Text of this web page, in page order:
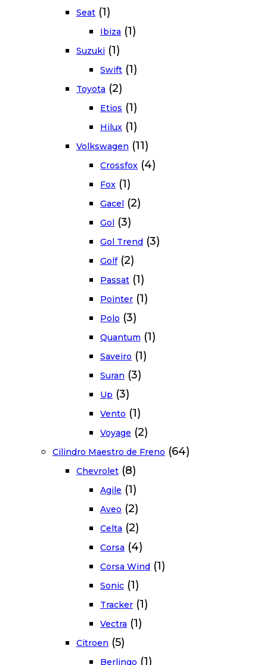
Seat (1)
Ibiza (1)
Suzuki (1)
Swift (1)
Toyota (2)
Etios (1)
Hilux (1)
Volkswagen (11)
Crossfox (4)
Fox (1)
Gacel (2)
Gol (3)
Gol Trend (3)
Golf (2)
Passat (1)
Pointer (1)
Polo (3)
Quantum (1)
Saveiro (1)
Suran (3)
Up (3)
Vento (1)
Voyage (2)
Cilindro Maestro de Freno (64)
Chevrolet (8)
Agile (1)
Aveo (2)
Celta (2)
Corsa (4)
Corsa Wind (1)
Sonic (1)
Tracker (1)
Vectra (1)
Citroen (5)
Berlingo (1)